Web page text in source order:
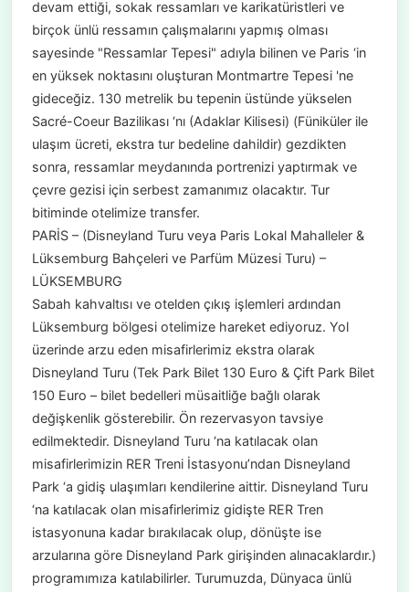
devam ettiği, sokak ressamları ve karikatüristleri ve
birçok ünlü ressamın çalışmalarını yapmış olması
sayesinde "Ressamlar Tepesi" adıyla bilinen ve Paris ‘in
en yüksek noktasını oluşturan Montmartre Tepesi 'ne
gideceğiz. 130 metrelik bu tepenin üstünde yükselen
Sacré-Coeur Bazilikası ‘nı (Adaklar Kilisesi) (Füniküler ile
ulaşım ücreti, ekstra tur bedeline dahildir) gezdikten
sonra, ressamlar meydanında portrenizi yaptırmak ve
çevre gezisi için serbest zamanımız olacaktır. Tur
bitiminde otelimize transfer.
PARİS – (Disneyland Turu veya Paris Lokal Mahalleler &
Lüksemburg Bahçeleri ve Parfüm Müzesi Turu) –
LÜKSEMBURG
Sabah kahvaltısı ve otelden çıkış işlemleri ardından
Lüksemburg bölgesi otelimize hareket ediyoruz. Yol
üzerinde arzu eden misafirlerimiz ekstra olarak
Disneyland Turu (Tek Park Bilet 130 Euro & Çift Park Bilet
150 Euro – bilet bedelleri müsaitliğe bağlı olarak
değişkenlik gösterebilir. Ön rezervasyon tavsiye
edilmektedir. Disneyland Turu ‘na katılacak olan
misafirlerimizin RER Treni İstasyonu’ndan Disneyland
Park ‘a gidiş ulaşımları kendilerine aittir. Disneyland Turu
‘na katılacak olan misafirlerimiz gidişte RER Tren
istasyonuna kadar bırakılacak olup, dönüşte ise
arzularına göre Disneyland Park girişinden alınacaklardır.)
programımıza katılabilirler. Turumuzda, Dünyaca ünlü